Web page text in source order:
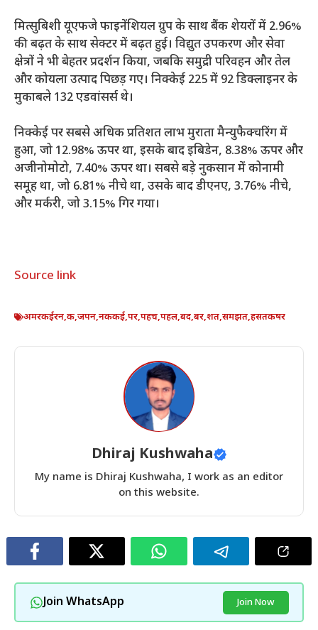
मित्सुबिशी यूएफजे फाइनेंशियल ग्रुप के साथ बैंक शेयरों में 2.96%
की बढ़त के साथ सेक्टर में बढ़त हुई। विद्युत उपकरण और सेवा
क्षेत्रों ने भी बेहतर प्रदर्शन किया, जबकि समुद्री परिवहन और तेल
और कोयला उत्पाद पिछड़ गए। निक्केई 225 में 92 डिक्लाइनर के
मुकाबले 132 एडवांसर्स थे।
निक्केई पर सबसे अधिक प्रतिशत लाभ मुराता मैन्युफैक्चरिंग में
हुआ, जो 12.98% ऊपर था, इसके बाद इबिडेन, 8.38% ऊपर और
अजीनोमोटो, 7.40% ऊपर था। सबसे बड़े नुकसान में कोनामी
समूह था, जो 6.81% नीचे था, उसके बाद डीएनए, 3.76% नीचे,
और मर्करी, जो 3.15% गिर गया।
Source link
अमरकईरन,क,जपन,नककई,पर,पहच,पहल,बद,बर,शत,समझत,हसतकषर
Dhiraj Kushwaha
My name is Dhiraj Kushwaha, I work as an editor
on this website.
Join WhatsApp Join Now